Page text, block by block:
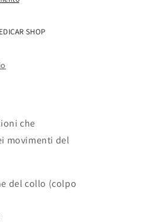
SHOP
che
movimenti del
del collo (colpo